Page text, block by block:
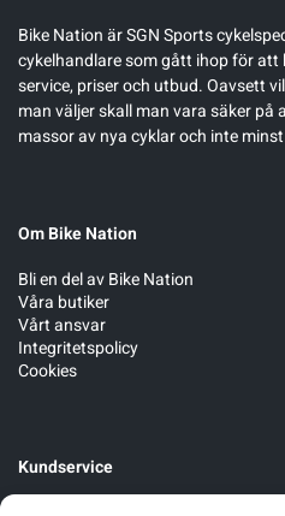
Bike Nationär SGN Sports
cykelhandlare som gått ihop för
service, priser och utbud. Oavsett
man väljer skall man vara säker
massor av nya cyklar och inte
Om Bike Nation
Bli en del av Bike Nation
Våra butiker
Vårt ansvar
Integritetspolicy
Cookies
Kundservice